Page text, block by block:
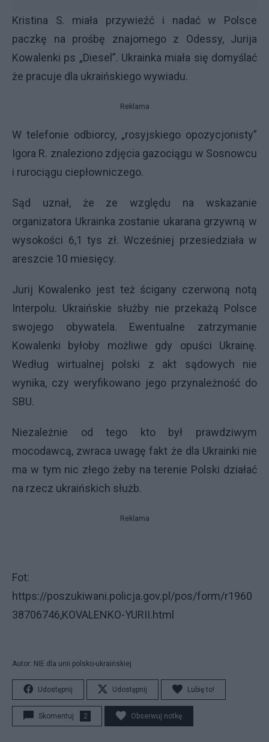
Kristina S. miała przywieźć i nadać w Polsce
paczkę na prośbę znajomego z Odessy, Jurija
Kowalenki ps „Diesel”. Ukrainka miała się domyślać
że pracuje dla ukraińskiego wywiadu.
Reklama
W telefonie odbiorcy, „rosyjskiego opozycjonisty”
Igora R. znaleziono zdjęcia gazociągu w Sosnowcu
i rurociągu ciepłowniczego.
Sąd uznał, że ze względu na wskazanie
organizatora Ukrainka zostanie ukarana grzywną w
wysokości 6,1 tys zł. Wcześniej przesiedziała w
areszcie 10 miesięcy.
Jurij Kowalenko jest też ścigany czerwoną notą
Interpolu. Ukraińskie służby nie przekażą Polsce
swojego obywatela. Ewentualne zatrzymanie
Kowalenki byłoby możliwe gdy opuści Ukrainę.
Według wirtualnej polski z akt sądowych nie
wynika, czy weryfikowano jego przynależność do
SBU.
Niezależnie od tego kto był prawdziwym
mocodawcą, zwraca uwagę fakt że dla Ukrainki nie
ma w tym nic złego żeby na terenie Polski działać
na rzecz ukraińskich służb.
Reklama
Fot:
https://poszukiwani.policja.gov.pl/pos/form/r1960
38706746,KOVALENKO-YURII.html
Autor: NIE dla unii polsko-ukraińskiej
Udostępnij Udostępnij Lubię to!
Skomentuj 2 Obserwuj notkę